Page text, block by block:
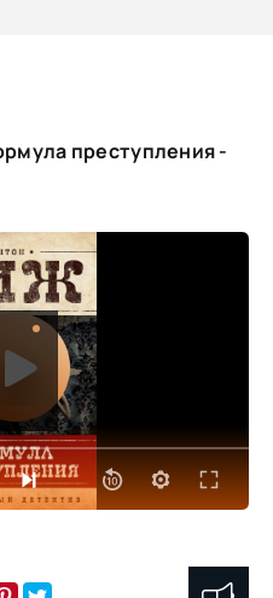
преступления -